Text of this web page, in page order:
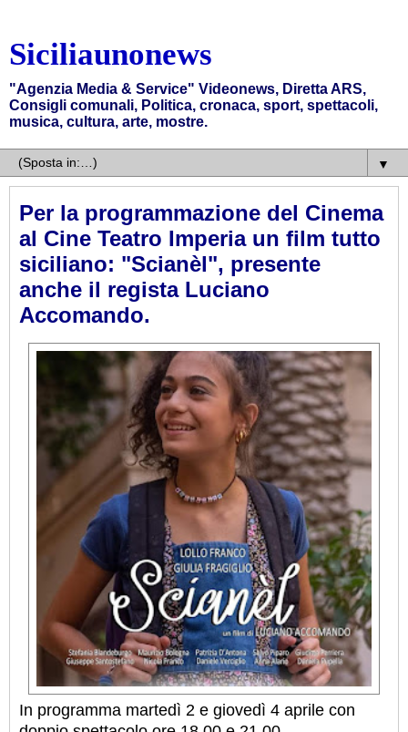
Siciliaunonews
"Agenzia Media & Service" Videonews, Diretta ARS,
Consigli comunali, Politica, cronaca, sport, spettacoli,
musica, cultura, arte, mostre.
▼
Per la programmazione del Cinema
al Cine Teatro Imperia un film tutto
siciliano: "Scianèl", presente
anche il regista Luciano
Accomando.
In programma martedì 2 e giovedì 4 aprile con